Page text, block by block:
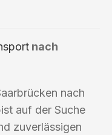
nach
nach
auf der Suche
zuverlässigen